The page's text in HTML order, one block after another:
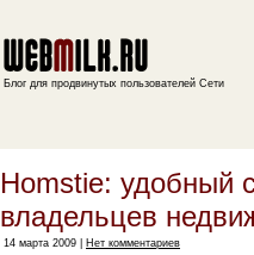
Блог для продвинутых пользователей Сети
Homstie: удобный
владельцев
14 марта 2009 | Нет комментариев